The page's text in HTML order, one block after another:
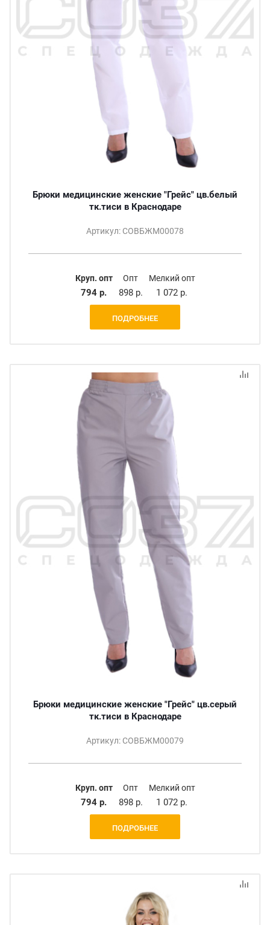
Брюки медицинские женские "Грейс" цв.белый
тк.тиси в Краснодаре
Артикул: СОВБЖМ00078
Круп. опт
794 р.
Опт
898 р.
Мелкий опт
1 072 р.
ПОДРОБНЕЕ
Брюки медицинские женские "Грейс" цв.серый
тк.тиси в Краснодаре
Артикул: СОВБЖМ00079
Круп. опт
794 р.
Опт
898 р.
Мелкий опт
1 072 р.
ПОДРОБНЕЕ